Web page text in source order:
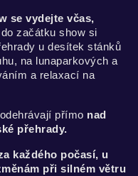
se vydejte včas,
začátku show si
u desítek stánků
na lunaparkových a
a relaxací na
přímo nad
přehrady.
každého počasí, u
při silném větru